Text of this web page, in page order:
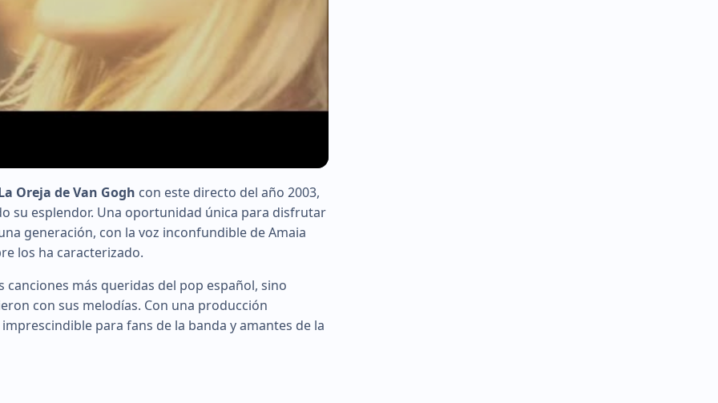
Oreja de Van Gogh con este directo del año 2003,
su esplendor. Una oportunidad única para disfrutar
generación, con la voz inconfundible de Amaia
los ha caracterizado.
canciones más queridas del pop español, sino
con sus melodías. Con una producción
para fans de la banda y amantes de la